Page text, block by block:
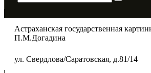
Астраханская государственная
П.М.Догадина​
ул. Свердлова/Саратовская, д.81/14